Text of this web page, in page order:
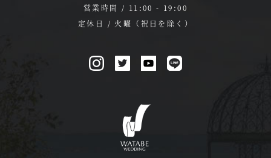
営業時間 / 11:00 - 19:00
定休日 / 火曜（祝日を除く）